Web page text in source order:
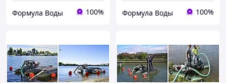
Формула Воды 100% Формула Воды 100%